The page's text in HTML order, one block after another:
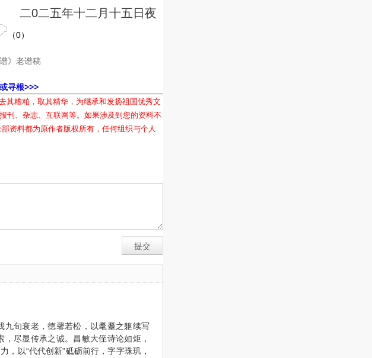
二0二五年十二月十五日夜
（0）
》老谱稿
寻根>>>
其糟粕，取其精华，为继承和发扬祖国优秀文
刊、杂志、互联网等。如果涉及到您的资料不
资料都为原作者版权所有，任何组织与个人
九旬衰老，德馨若松，以耄耋之躯续写
尽显传承之诚。昌敏大侄诗论如炬，
，以“代代创新”砥砺前行，字字珠玑，